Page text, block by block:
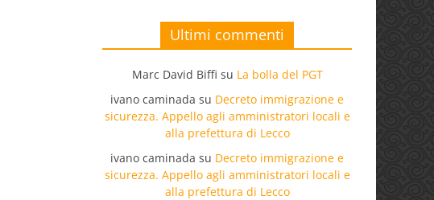
Ultimi commenti
Marc David Biffi su La bolla del PGT
ivano caminada su Decreto immigrazione e
sicurezza. Appello agli amministratori locali e
alla prefettura di Lecco
ivano caminada su Decreto immigrazione e
sicurezza. Appello agli amministratori locali e
alla prefettura di Lecco